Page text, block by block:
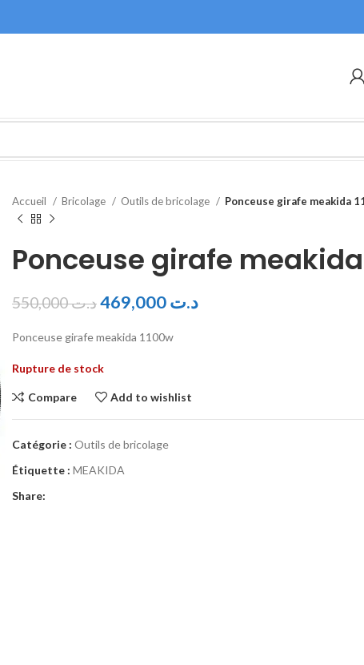
Accueil Bricolage Outils de bricolage Ponceuse girafe meakida
Ponceuse girafe meakida
د.ت550,000 د.ت
Ponceuse girafe meakida 1100w
Rupture de stock
Compare Add to wishlist
Catégorie : Outils de bricolage
Étiquette : MEAKIDA
Share: